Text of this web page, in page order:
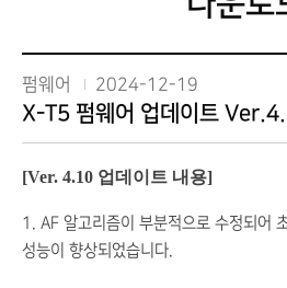
펌웨어 2024-12-19
X-T5 펌웨어 업데이트
[Ver. 4.10 업데이트 내용]
1. AF 알고리즘이 부분적으로 수정되어
성능이 향상되었습니다.